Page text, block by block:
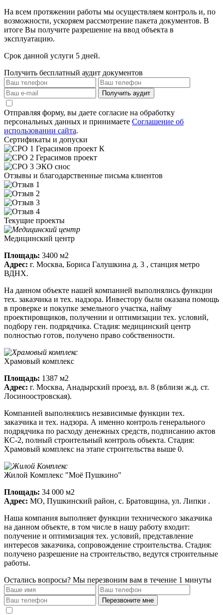
На всем протяжении работы мы осуществляем контроль и, по
возможности, ускоряем рассмотрение пакета документов. В
итоге Вы получите разрешение на ввод объекта в
эксплуатацию.
Срок данной услуги 5 дней.
Получить бесплатный аудит документов
Получить аудит
Отправляя форму, вы даете согласие на обработку
персональных данных и принимаете Соглашение об
использовании сайта.
Сертификаты и допуски
Отзывы и благодарственные письма клиентов
Текущие проекты
Медицинский центр
Площадь: 3400 м2
Адрес: г. Москва, Бориса Галушкина д. 3 , станция метро
ВДНХ.
На данном объекте нашей компанией выполнялись функции
тех. заказчика и тех. надзора. Инвестору были оказана помощь
в проверке и покупке земельного участка, найму
проектировщиков, получении и оптимизации тех. условий,
подбору ген. подрядчика. Стадия: медицинский центр
полностью готов, получено право собственности.
Храмовый комплекс
Площадь: 1387 м2
Адрес: г. Москва, Анадырский проезд, вл. 8 (вблизи ж.д. ст.
Лосиноостровская).
Компанией выполнялись независимые функции тех.
заказчика и тех. надзора. А именно контроль генерального
подрядчика по расходу денежных средств, подписанию актов
КС-2, полный строительный контроль объекта. Стадия:
Храмовый комплекс на этапе строительства выше 0.
Жилой Комплекс "Моё Пушкино"
Площадь: 34 000 м2
Адрес: МО, Пушкинский район, с. Братовщина, ул. Липки .
Наша компания выполняет функции технического заказчика
на данном объекте, в том числе в нашу работу входит:
получение и оптимизация тех. условий, представление
интересов заказчика, сопровождение строительства. Стадия:
получено разрешение на строительство, ведутся строительные
работы.
Остались вопросы? Мы перезвоним вам в течение 1 минуты
Перезвоните мне